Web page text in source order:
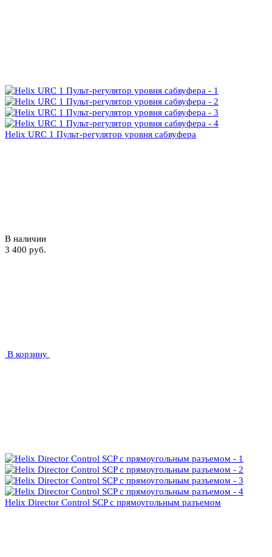
Helix URC 1 Пульт-регулятор уровня сабвуфера
В наличии
3 400 руб.
В корзину
Helix Director Control SCP с прямоугольным разъемом